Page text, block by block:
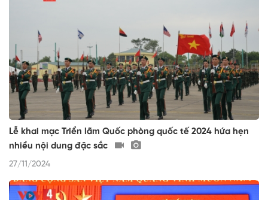
Lễ khai mạc Triển lãm Quốc phòng quốc tế 2024 hứa hẹn
nhiều nội dung đặc sắc
27/11/2024